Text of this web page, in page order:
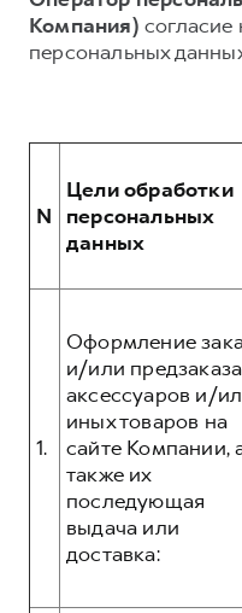
от 3 449 000 ₽
Для малого бизнеса
Крупным
Система
Сервис для
АКСЕССУАРЫ
Автомобильные
Коллекция CITY
Коллекция Базовая
Коллекция Детская
Гарантия HAVAL
Мобильное
Руководства по
Подписки
АКСЕССУАРЫ
Коллекция CITY
Коллекция Базовая
Коллекция Детская
Компания) согласие
персональных
N
Цели обработки
персональных
данных
1.
Оформление
и/или предзаказа
аксессуаров и/
иных товаров на
сайте Компании,
также их
последующая
выдача или
доставка: